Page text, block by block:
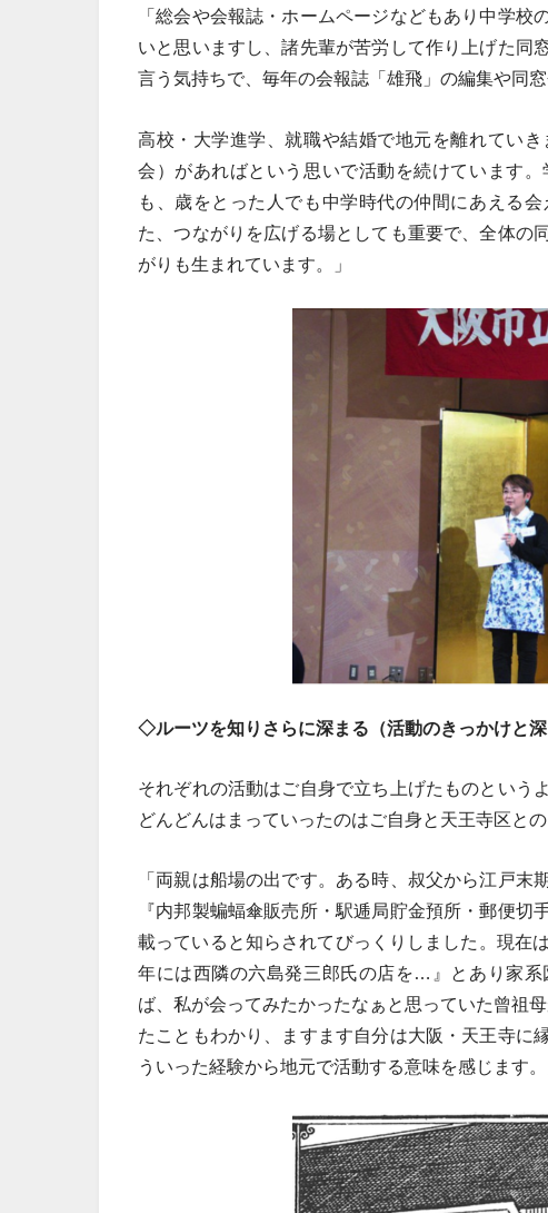
「総会や会報誌・ホームページなどもあり中学
いと思いますし、諸先輩が苦労して作り上げた同
言う気持ちで、毎年の会報誌「雄飛」の編集や同窓
高校・大学進学、就職や結婚で地元を離れてい
会）があればという思いで活動を続けています
も、歳をとった人でも中学時代の仲間にあえる
た、つながりを広げる場としても重要で、全体の
がりも生まれています。」
◇ルーツを知りさらに深まる（活動のきっかけと深
それぞれの活動はご自身で立ち上げたものという
どんどんはまっていったのはご自身と天王寺区と
「両親は船場の出です。ある時、叔父から江戸末
『内邦製蝙蝠傘販売所・駅逓局貯金預所・郵便
載っていると知らされてびっくりしました。現在
年には西隣の六島発三郎氏の店を…』とあり家
ば、私が会ってみたかったなぁと思っていた曾祖
たこともわかり、ますます自分は大阪・天王寺に
ういった経験から地元で活動する意味を感じます。